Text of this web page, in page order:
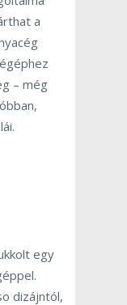
a
– még
egy
dizájntól,